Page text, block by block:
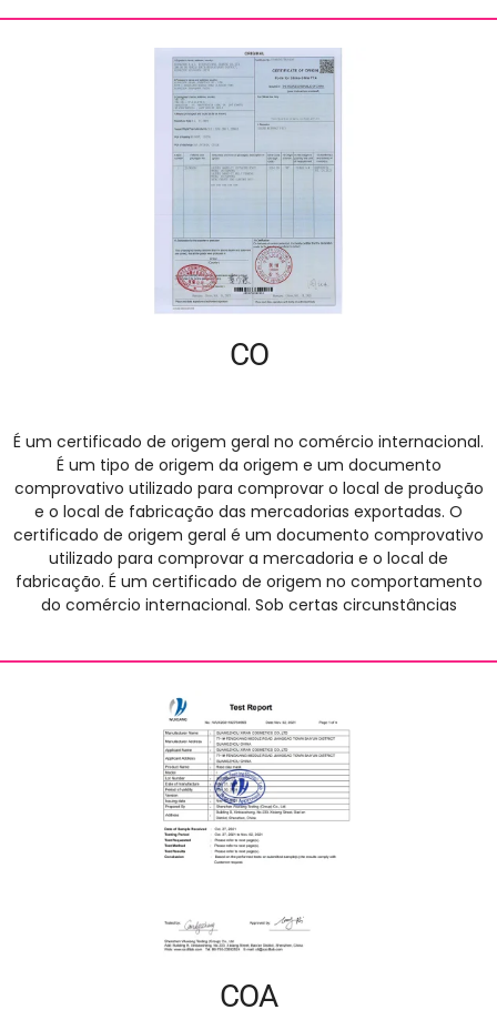
CO
É um certificado de origem geral no comércio internacional.
É um tipo de origem da origem e um documento
comprovativo utilizado para comprovar o local de produção
e o local de fabricação das mercadorias exportadas. O
certificado de origem geral é um documento comprovativo
utilizado para comprovar a mercadoria e o local de
fabricação. É um certificado de origem no comportamento
do comércio internacional. Sob certas circunstâncias
COA